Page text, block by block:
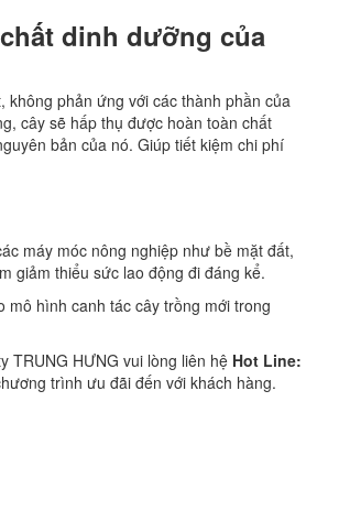
dinh dưỡng của
phản ứng với các thành phần của
cây sẽ hấp thụ được hoàn toàn chất
bản của nó. Giúp tiết kiệm chi phí
máy móc nông nghiệp như bề mặt đất,
giảm thiểu sức lao động đi đáng kể.
hình canh tác cây trồng mới trong
TRUNG HƯNG vui lòng liên hệ Hot Line:
trình ưu đãi đến với khách hàng.